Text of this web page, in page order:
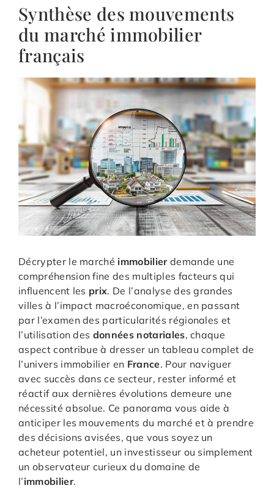
Synthèse des mouvements
du marché immobilier
français
Décrypter le marché immobilierdemande une
compréhension fine des multiples facteurs qui
influencent les prix. De l’analyse des grandes
villes à l’impact macroéconomique, en passant
par l’examen des particularités régionales et
l’utilisation des données notariales, chaque
aspect contribue à dresser un tableau complet de
l’univers immobilier en France. Pour naviguer
avec succès dans ce secteur, rester informé et
réactif aux dernières évolutions demeure une
nécessité absolue. Ce panorama vous aide à
anticiper les mouvements du marché et à prendre
des décisions avisées, que vous soyez un
acheteur potentiel, un investisseur ou simplement
un observateur curieux du domaine de
l’immobilier.